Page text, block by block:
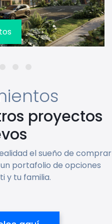
proyectos
el sueño de comprar
portafolio de opciones
y tu familia.